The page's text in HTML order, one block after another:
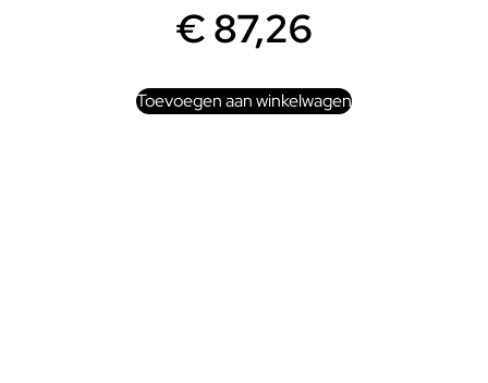
€87,26
Toevoegen aan winkelwagen